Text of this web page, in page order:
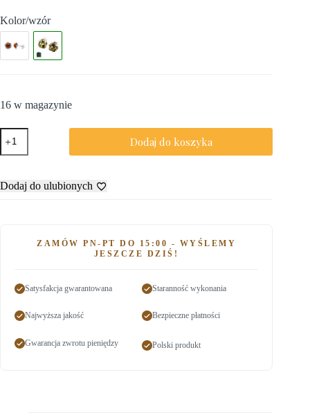
Kolor/wzór
16 w magazynie
Dodaj do koszyka
Dodaj do ulubionych
ZAMÓW PN-PT DO 15:00 - WYŚLEMY
JESZCZE DZIŚ!
Satysfakcja gwarantowana Staranność wykonania
Najwyższa jakość Bezpieczne płatności
Gwarancja zwrotu pieniędzy Polski produkt